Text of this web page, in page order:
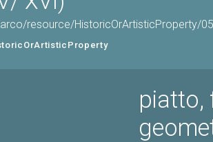
resource/HistoricOrArtisticProperty/
piatto,